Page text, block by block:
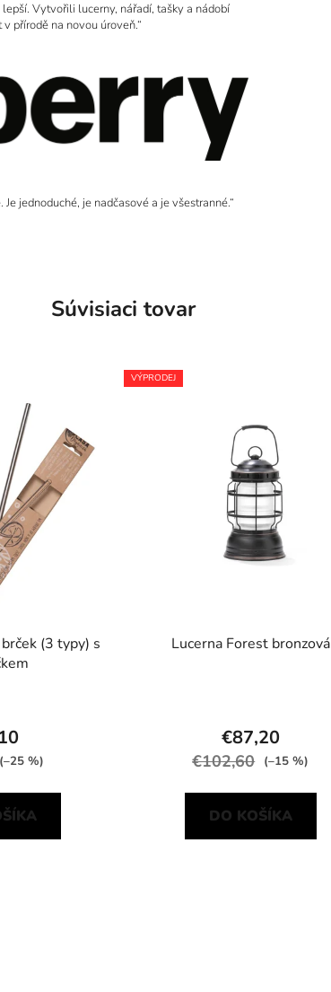
Vytvořili lucerny, nářadí, tašky a nádobí
přírodě na novou úroveň.“
jednoduché, je nadčasové a je všestranné.“
Súvisiaci tovar
(3 typy) s
(–25 %)
VÝPRODEJ
Lucerna Forest bronzová
€87,20
€102,60 (–15 %)
DO KOŠÍKA